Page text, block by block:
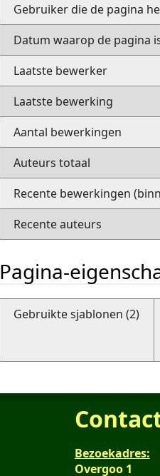
Gebruiker die de pagina
Datum waarop de pagina
Laatste bewerker
Laatste bewerking
Aantal bewerkingen
Auteurs totaal
Recente bewerkingen
Recente auteurs
Pagina-
Gebruikte sjablonen (2)
Bezoekadres:
Overgoo 1